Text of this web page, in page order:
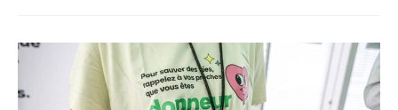
l’excellence clinique et scientifique de l’établissement.
Ce projet représente un investissement de 9,5 millions
d’euros pour l’acquisition et l’installation de
l’équipement au cœur même du pôle régional de